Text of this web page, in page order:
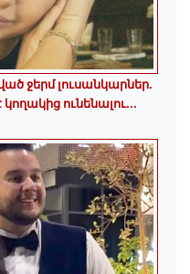
ջերմ լուսանկարներ.
ունենալու...